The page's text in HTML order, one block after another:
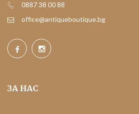
0887 38 00 88
office@antiqueboutique.bg
ЗА НАС